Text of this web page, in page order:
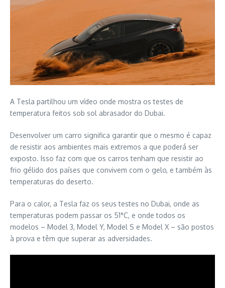
A Tesla partilhou um vídeo onde mostra os testes de
temperatura feitos sob sol abrasador do Dubai.
Desenvolver um carro significa garantir que o mesmo é capaz
de resistir aos ambientes mais extremos a que poderá ser
exposto. Isso faz com que os carros tenham que resistir ao
frio gélido dos países que convivem com o gelo, e também às
temperaturas do deserto.
Para o calor, a Tesla faz os seus testes no Dubai, onde as
temperaturas podem passar os 51°C, e onde todos os
modelos – Model 3, Model Y, Model S e Model X – são postos
à prova e têm que superar as adversidades.